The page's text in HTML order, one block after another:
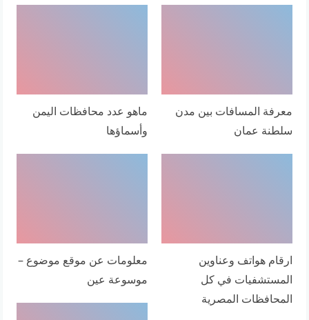
معرفة المسافات بين مدن
سلطنة عمان
ماهو عدد محافظات اليمن
وأسماؤها
ارقام هواتف وعناوين
المستشفيات في كل
المحافظات المصرية
معلومات عن موقع موضوع –
موسوعة عين